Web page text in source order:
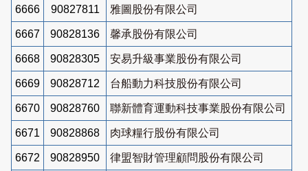
6666 90827811 雅圖股份有限公司
6667 90828136 馨承股份有限公司
6668 90828305 安易升級事業股份有限公司
6669 90828712 台船動力科技股份有限公司
6670 90828760 聯新體育運動科技事業股份有限公司
6671 90828868 肉球糧行股份有限公司
6672 90828950 律盟智財管理顧問股份有限公司